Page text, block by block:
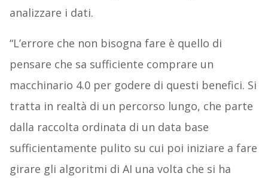
analizzare i dati.
“L’errore che non bisogna fare è quello di
pensare che sa sufficiente comprare un
macchinario 4.0 per godere di questi benefici. Si
tratta in realtà di un percorso lungo, che parte
dalla raccolta ordinata di un data base
sufficientamente pulito su cui poi iniziare a fare
girare gli algoritmi di AI una volta che si ha